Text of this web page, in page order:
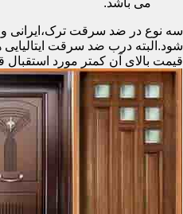
سه نوع در ضد سرقت ترک،ایرانی و
شود.البته درب ضد سرقت ایتالیایی
قیمت بالای آن کمتر مورد استقبال